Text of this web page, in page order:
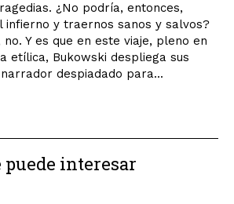
¿No podría, entonces,
infierno y traernos sanos y salvos?
Y es que en este viaje, pleno en
etílica, Bukowski despliega sus
despiadado para...
puede interesar